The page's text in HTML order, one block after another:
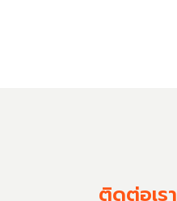
ติดต่อเรา